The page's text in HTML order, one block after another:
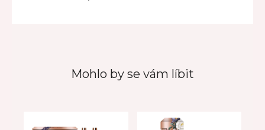
Mohlo by se vám líbit